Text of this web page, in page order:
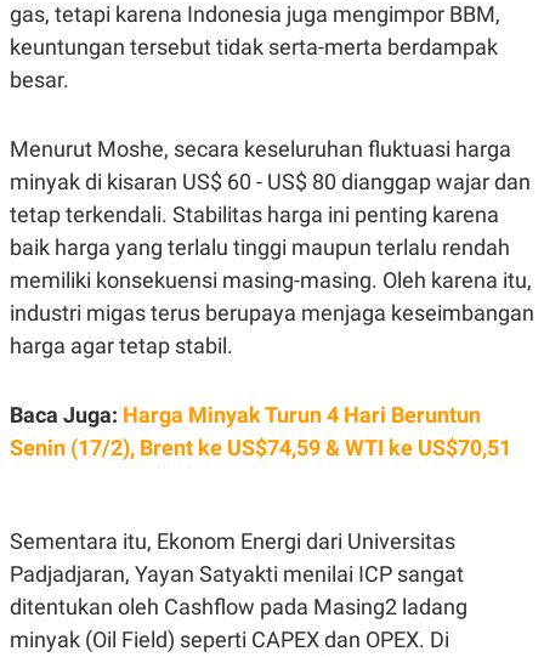
PRIVACY
POLICY
gas, tetapi karena Indonesia juga mengimpor BBM,
keuntungan tersebut tidak serta-merta berdampak
besar.
Menurut Moshe, secara keseluruhan fluktuasi harga
minyak di kisaran US$ 60 - US$ 80 dianggap wajar dan
tetap terkendali. Stabilitas harga ini penting karena
baik harga yang terlalu tinggi maupun terlalu rendah
memiliki konsekuensi masing-masing. Oleh karena itu,
industri migas terus berupaya menjaga keseimbangan
harga agar tetap stabil.
Baca Juga: Harga Minyak Turun 4 Hari Beruntun
Senin (17/2), Brent ke US$74,59 & WTI ke US$70,51
Sementara itu, Ekonom Energi dari Universitas
Padjadjaran, Yayan Satyakti menilai ICP sangat
ditentukan oleh Cashflow pada Masing2 ladang
minyak (Oil Field) seperti CAPEX dan OPEX. Di